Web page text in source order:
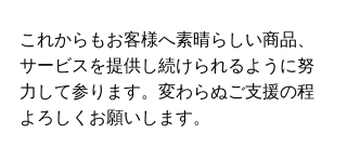
これからもお客様へ素晴らしい商品、
サービスを提供し続けられるように努
力して参ります。変わらぬご支援の程
よろしくお願いします。